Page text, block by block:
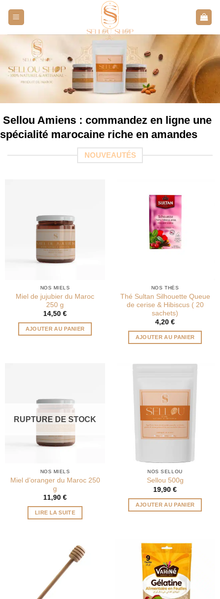
Sellou Amiens : commandez en ligne une
spécialité marocaine riche en amandes
NOUVEAUTÉS
NOS MIELS
Miel de jujubier du Maroc
250 g
14,50 €
AJOUTER AU PANIER
NOS THÉS
Thé Sultan Silhouette Queue
de cerise & Hibiscus ( 20
sachets)
4,20 €
AJOUTER AU PANIER
RUPTURE DE STOCK
NOS MIELS
Miel d’oranger du Maroc 250
g
11,90 €
LIRE LA SUITE
NOS SELLOU
Sellou 500g
19,90 €
AJOUTER AU PANIER